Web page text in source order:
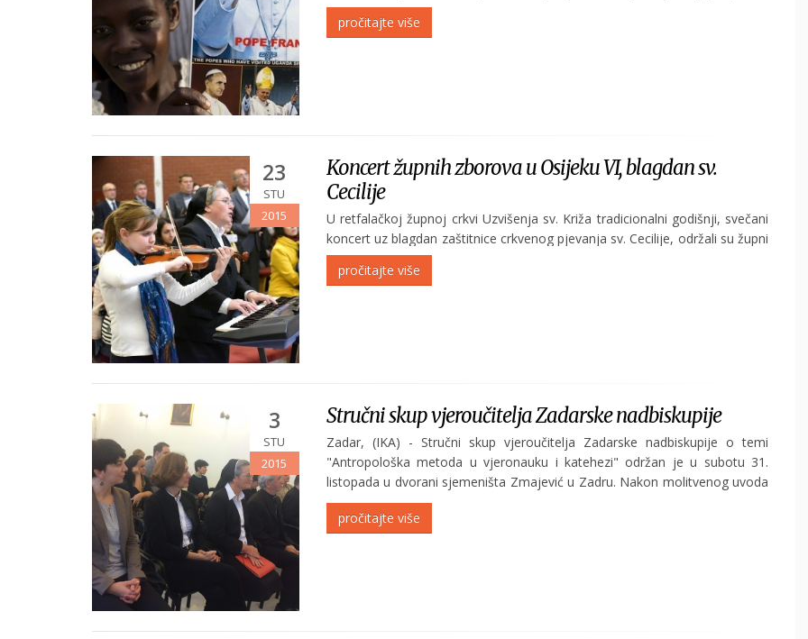
znači u neskrivanju vlastitih grijeha i u neporočnom životu, istaknuo je Sveti
Otac u spontanom govoru svećenicima i redovnicima, s kojima se...
pročitajte više
23
STU
2015
Koncert župnih zborova u Osijeku VI, blagdan sv.
Cecilije
U retfalačkoj župnoj crkvi Uzvišenja sv. Križa tradicionalni godišnji, svečani
koncert uz blagdan zaštitnice crkvenog pjevanja sv. Cecilije, održali su župni
zborovi uz ravnanje Evice Sočković, redovnice Družbe Sestre naše Gospe.
Nakon večernje mise koju je predvodio župni vikar Ivan...
pročitajte više
3
STU
2015
Stručni skup vjeroučitelja Zadarske nadbiskupije
Zadar, (IKA) - Stručni skup vjeroučitelja Zadarske nadbiskupije o temi
"Antropološka metoda u vjeronauku i katehezi" održan je u subotu 31.
listopada u dvorani sjemeništa Zmajević u Zadru. Nakon molitvenog uvoda
skup su pozdravili predstojnik Katehetskog ureda mr. don Gašpar Dodić i
viša...
pročitajte više